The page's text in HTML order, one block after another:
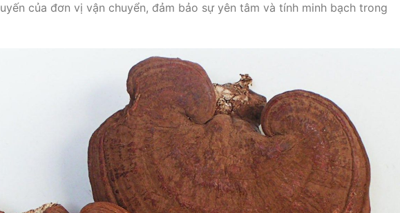
của đơn vị vận chuyển, đảm bảo sự yên tâm và tính minh bạch trong